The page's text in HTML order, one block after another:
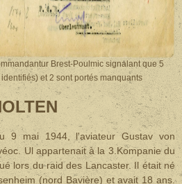
Brest-Poulmic signalant que 5
et 2 sont portés manquants
9 mai 1944, l'aviateur Gustav von
Ul appartenait à la 3.Kompanie du
lors du raid des Lancaster. Il était né
(nord Bavière) et avait 18 ans.